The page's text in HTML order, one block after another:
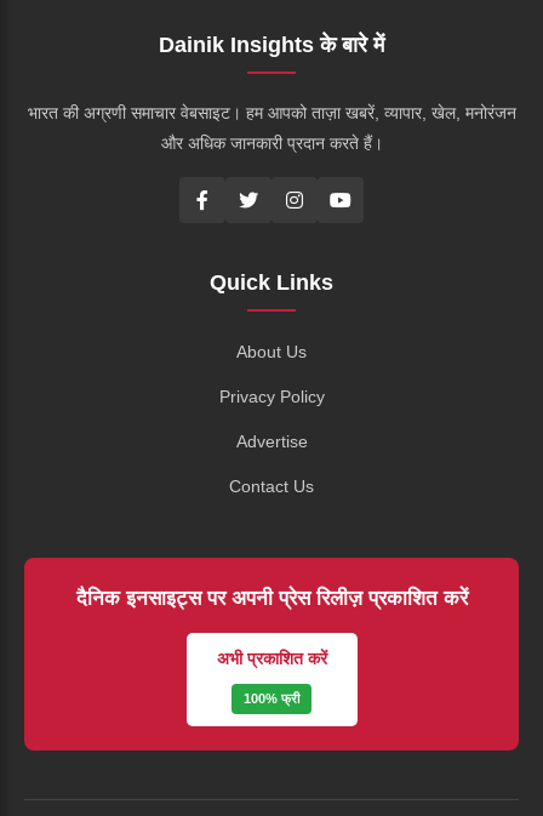
Dainik Insights के बारे में
भारत की अग्रणी समाचार वेबसाइट। हम आपको ताज़ा खबरें, व्यापार, खेल, मनोरंजन
और अधिक जानकारी प्रदान करते हैं।
Quick Links
About Us
Privacy Policy
Advertise
Contact Us
दैनिक इनसाइट्स पर अपनी प्रेस रिलीज़ प्रकाशित करें
अभी प्रकाशित करें
100% फ्री